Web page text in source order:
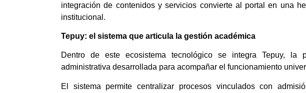
integración de contenidos y servicios convierte al portal en una
institucional.
Tepuy: el sistema que articula la gestión académica
Dentro de este ecosistema tecnológico se integra Tepuy, la
administrativa desarrollada para acompañar el funcionamiento
El sistema permite centralizar procesos vinculados con